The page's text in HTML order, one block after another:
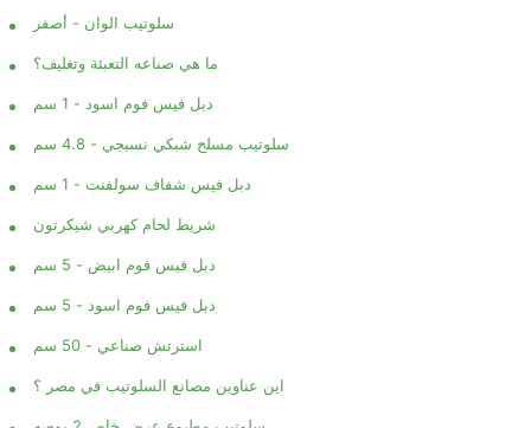
سلوتيب الوان - أصفر
ما هي صناعه التعبئة وتغليف؟
دبل فيس فوم اسود - 1 سم
سلوتيب مسلح شبكي نسيجي - 4.8 سم
دبل فيس شفاف سولفنت - 1 سم
شريط لحام كهربي شيكرتون
دبل فيس فوم ابيض - 5 سم
دبل فيس فوم اسود - 5 سم
استرتش صناعي - 50 سم
اين عناوين مصانع السلوتيب في مصر ؟